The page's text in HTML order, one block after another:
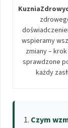
wspieramy
zmiany –
sprawdzone
każdy
Czym